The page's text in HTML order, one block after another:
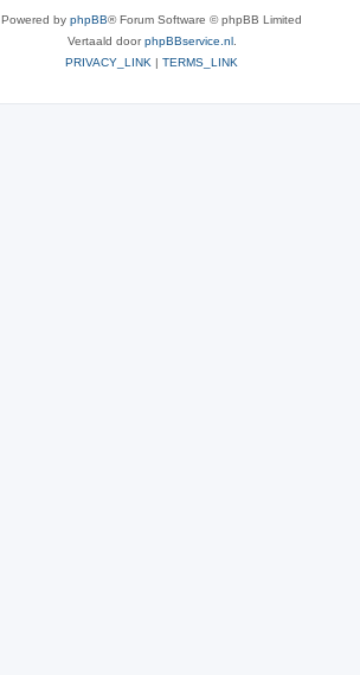
Powered by phpBB® Forum Software © phpBB Limited
Vertaald doorphpBBservice.nl.
PRIVACY_LINK | TERMS_LINK